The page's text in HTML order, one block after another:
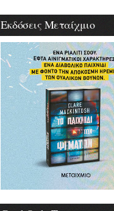
Εκδόσεις Μεταίχμιο